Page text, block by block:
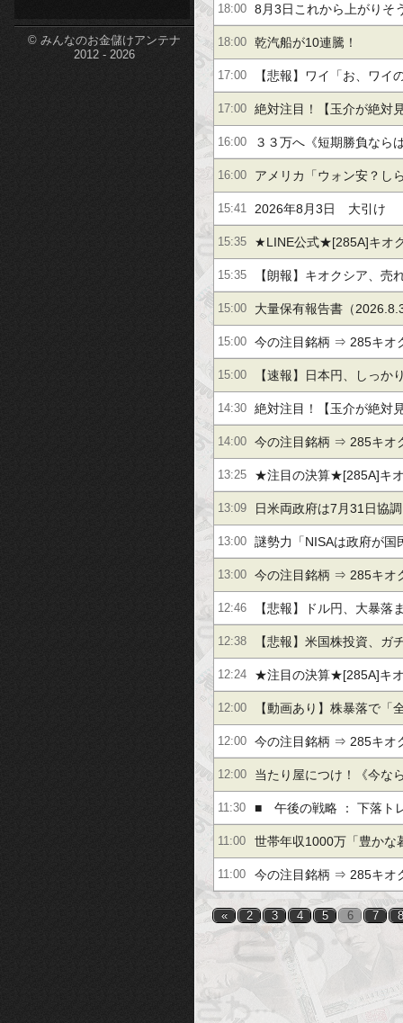
© みんなのお金儲けアンテナ
2012 - 2026
くさん買ってもらうぞ！
18:00 8月3日これから上がりそ
18:00 乾汽船が10連騰！
17:00 【悲報】ワイ「お、ワイ
人出してるやん、条件
17:00 絶対注目！【玉介が絶対
野電気【２桁上昇】サン
ＪＳＨ【＋４１％】
16:00 ３３万へ《短期勝負なら
屋【＋１９％】サンリオ
UFJ【＋６３％】
16:00 アメリカ「ウォン安？し
やばい1兆円規模の援護
15:41 2026年8月3日 大引け
15:35 ★LINE公式★[285A]キオ
６％】[6525]コクサイエ
15:35 【朗報】キオクシア、売
さかの大勝利ｗｗｗｗｗ
15:00 大量保有報告書（
15:00 今の注目銘柄 ⇒ 285キオ
フバンＧ 他（8月3日14
15:00 【速報】日本円、しっか
動き出すｗｗｗｗｗ
14:30 絶対注目！【玉介が絶対
野電気【２桁上昇】サン
ＪＳＨ【＋４１％】
14:00 今の注目銘柄 ⇒ 285キオ
フバンＧ 他（8月3日13
13:25 ★注目の決算★[285A]キ
サイエレ[6508]明電舎
13:09 日米両政府は7月31日協
13:00 謎勢力「NISAは政府が国
ための罠なんだぁ！」←
13:00 今の注目銘柄 ⇒ 285キオ
ＡＬ 他（8月3日12～13
12:46 【悲報】ドル円、大暴落
ｗ
12:38 【悲報】米国株投資、ガ
ｗｗ
12:24 ★注目の決算★[285A]キ
サイエレ[6508]明電舎
12:00 【動画あり】株暴落で「
ン」を失った女性、人生
壊ｗｗｗｗｗ
12:00 今の注目銘柄 ⇒ 285キオ
紅 他（8月3日11～12時
12:00 当たり屋につけ！《今な
レポートがもらえる》古
５％】イワキ【２．１倍
11:30 ■ 午後の戦略 ： 下落ト
ながらも・・・！
11:00 世帯年収1000万「豊かな
ません！！！」
11:00 今の注目銘柄 ⇒ 285キオ
フバンＧ 他（8月3日10
« 2 3 4 5 6 7 8